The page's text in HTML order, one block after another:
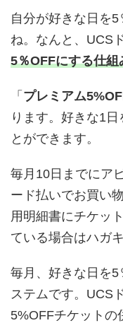
自分が好きな日を
ね。なんと、UCS
5％OFFにする仕組
「 プレミアム
ります。好きな1
とができます。
毎月10日までにア
ード払いでお買い
用明細書にチケッ
ている場合はハガ
毎月、好きな日を
ステムです。UCS
5%OFFチケットの